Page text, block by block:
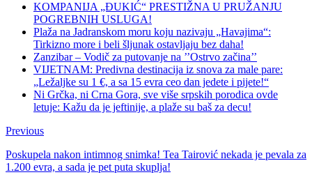
KOMPANIJA „ĐUKIĆ“ PRESTIŽNA U PRUŽANJU
POGREBNIH USLUGA!
Plaža na Jadranskom moru koju nazivaju „Havajima“:
Tirkizno more i beli šljunak ostavljaju bez daha!
Zanzibar – Vodič za putovanje na ’’Ostrvo začina’’
VIJETNAM: Predivna destinacija iz snova za male pare:
„Ležaljke su 1 €, a sa 15 evra ceo dan jedete i pijete!“
Ni Grčka, ni Crna Gora, sve više srpskih porodica ovde
letuje: Kažu da je jeftinije, a plaže su baš za decu!
Previous
Poskupela nakon intimnog snimka! Tea Tairović nekada je pevala za
1.200 evra, a sada je pet puta skuplja!